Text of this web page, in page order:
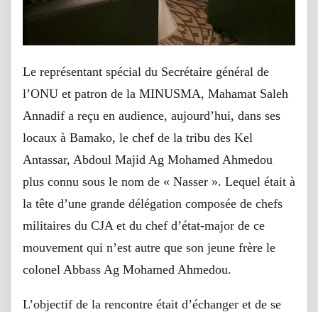
Le représentant spécial du Secrétaire général de
l’ONU et patron de la MINUSMA, Mahamat Saleh
Annadif a reçu en audience, aujourd’hui, dans ses
locaux à Bamako, le chef de la tribu des Kel
Antassar, Abdoul Majid Ag Mohamed Ahmedou
plus connu sous le nom de « Nasser ». Lequel était à
la tête d’une grande délégation composée de chefs
militaires du CJA et du chef d’état-major de ce
mouvement qui n’est autre que son jeune frère le
colonel Abbass Ag Mohamed Ahmedou.
L’objectif de la rencontre était d’échanger et de se